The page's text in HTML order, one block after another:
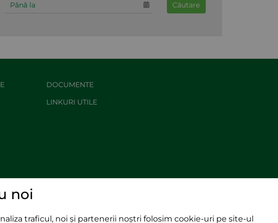
Căutare
DOCUMENTE
LINKURI UTILE
noi
traficul, noi și partenerii noștri folosim cookie-uri pe site-ul